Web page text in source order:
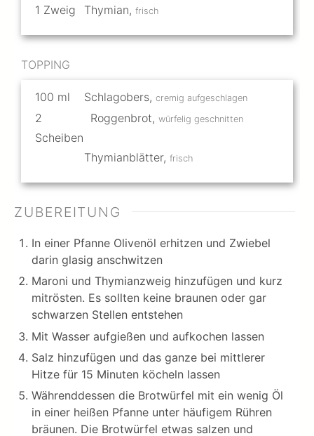
1 Zweig Thymian, frisch
TOPPING
100 ml Schlagobers, cremig aufgeschlagen
2
Scheiben
Roggenbrot, würfelig geschnitten
Thymianblätter, frisch
ZUBEREITUNG
In einer Pfanne Olivenöl erhitzen und Zwiebel
darin glasig anschwitzen
Maroni und Thymianzweig hinzufügen und kurz
mitrösten. Es sollten keine braunen oder gar
schwarzen Stellen entstehen
Mit Wasser aufgießen und aufkochen lassen
Salz hinzufügen und das ganze bei mittlerer
Hitze für 15 Minuten köcheln lassen
Währenddessen die Brotwürfel mit ein wenig Öl
in einer heißen Pfanne unter häufigem Rühren
bräunen. Die Brotwürfel etwas salzen und